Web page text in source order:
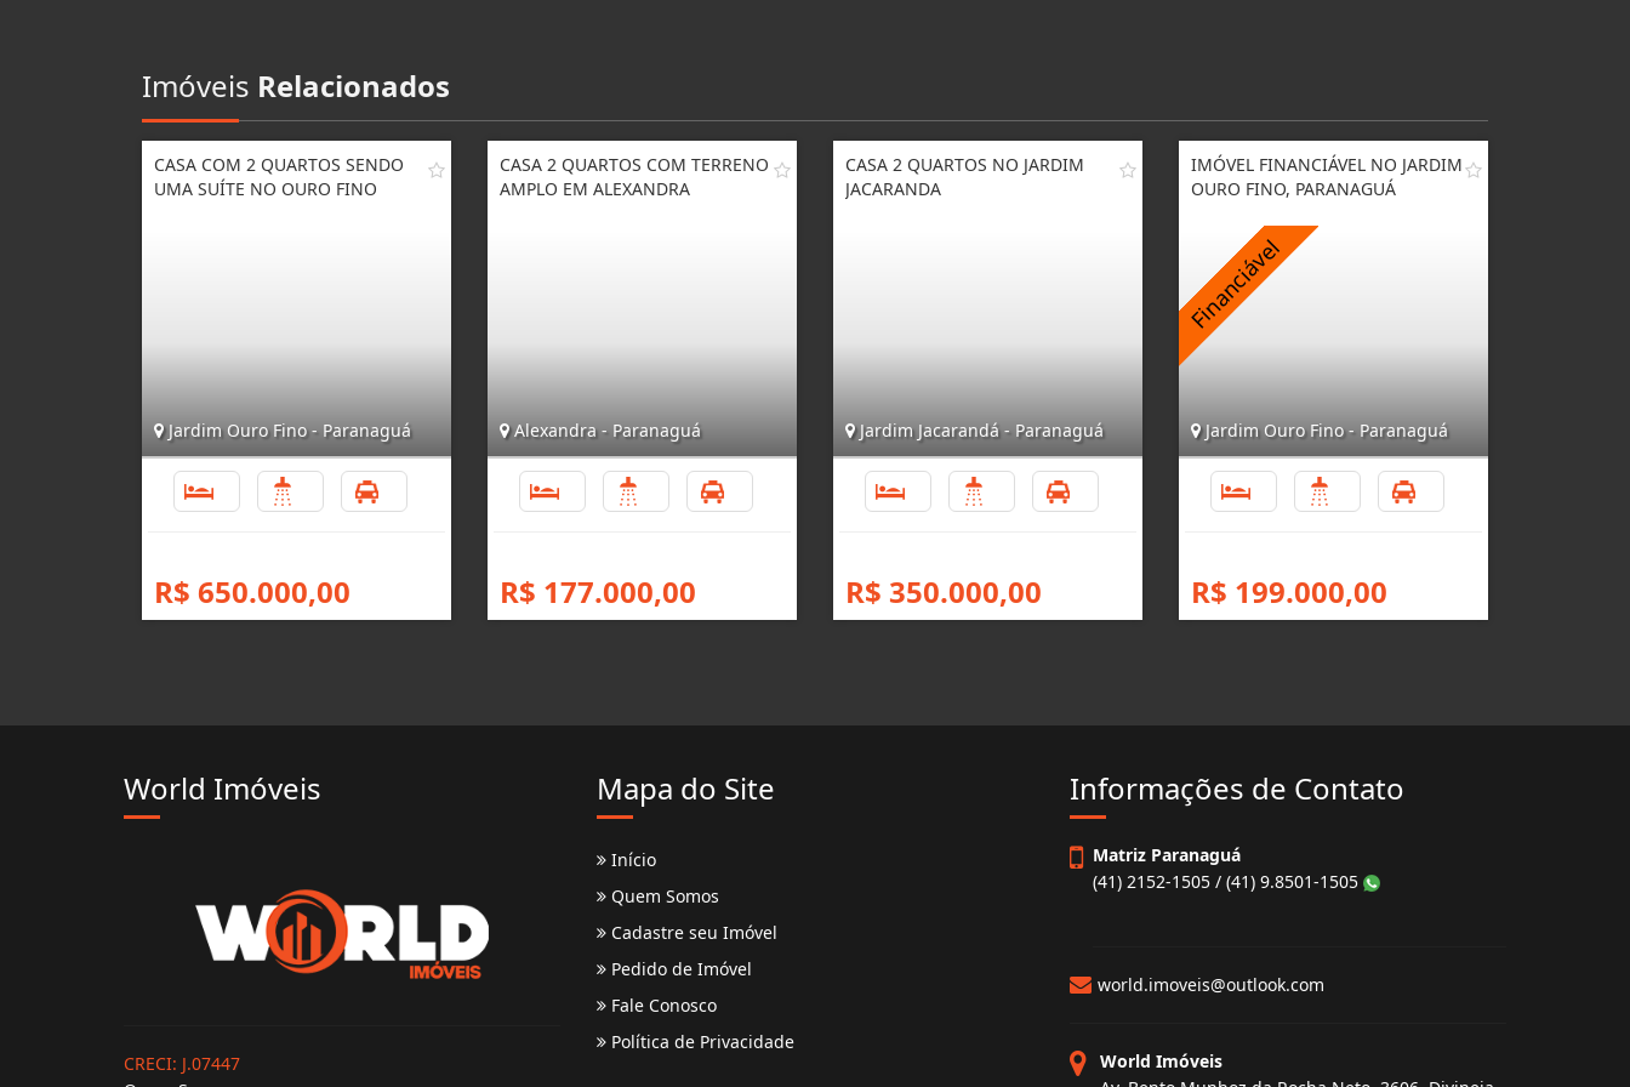
Imóveis Relacionados
CASA COM 2 QUARTOS SENDO
UMA SUÍTE NO OURO FINO
Jardim Ouro Fino - Paranaguá
R$ 650.000,00
CASA 2 QUARTOS COM TERRENO
AMPLO EM ALEXANDRA
Alexandra - Paranaguá
R$ 177.000,00
CASA 2 QUARTOS NO JARDIM
JACARANDA
Jardim Jacarandá - Paranaguá
R$ 350.000,00
IMÓVEL FINANCIÁVEL NO JARDIM
OURO FINO, PARANAGUÁ
Jardim Ouro Fino - Paranaguá
R$ 199.000,00
World Imóveis
CRECI: J.07447
Mapa do Site
Início
Quem Somos
Cadastre seu Imóvel
Pedido de Imóvel
Fale Conosco
Política de Privacidade
Informações de Contato
Matriz Paranaguá
(41) 2152-1505 / (41) 9.8501-1505
world.imoveis@outlook.com
World Imóveis